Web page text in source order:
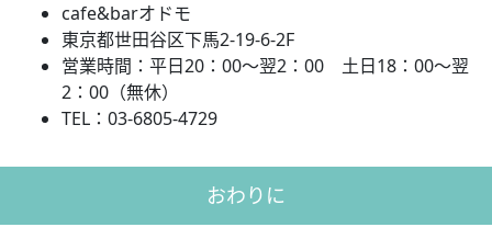
cafe&barオドモ
東京都世田谷区下馬2-19-6-2F
営業時間：平日20：00～翌2：00 土日18：00～翌
2：00（無休）
TEL：03-6805-4729
おわりに